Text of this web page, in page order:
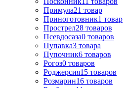
Примула21 товар
Приноготовник1 товар
Прострел28 товаров
Псевдосаза0 товаров
Пупавка3 товара
Пупочник6 товаров
Рогоз0 товаров
Роджерсия15 товаров
Розмарин16 товаров